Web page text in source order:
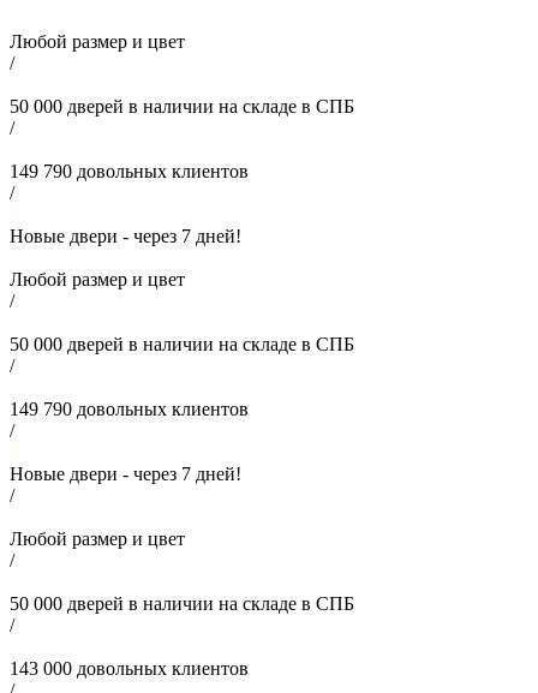
Любой размер и цвет
/
50 000 дверей в наличии на складе в СПБ
/
149 790 довольных клиентов
/
Новые двери - через 7 дней!
Любой размер и цвет
/
50 000 дверей в наличии на складе в СПБ
/
149 790 довольных клиентов
/
Новые двери - через 7 дней!
/
Любой размер и цвет
/
50 000 дверей в наличии на складе в СПБ
/
143 000 довольных клиентов